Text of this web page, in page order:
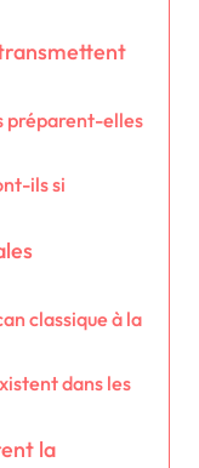
préparent-elles
ils si
classique à la
dans les
la